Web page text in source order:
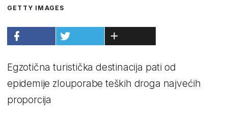
GETTY IMAGES
Egzotična turistička destinacija pati od
epidemije zlouporabe teških droga najvećih
proporcija